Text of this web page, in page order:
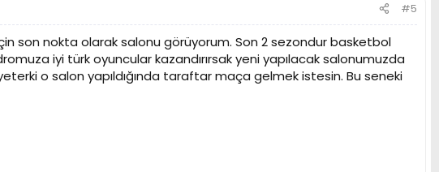
#5
son nokta olarak salonu görüyorum. Son 2 sezondur basketbol
iyi türk oyuncular kazandırırsak yeni yapılacak salonumuzda
o salon yapıldığında taraftar maça gelmek istesin. Bu seneki